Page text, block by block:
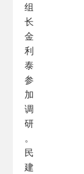
组
长
金
利
泰
参
加
调
研
。
民
建